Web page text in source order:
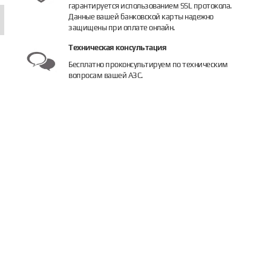
гарантируется использованием SSL протокола.
Данные вашей банковской карты надежно
защищены при оплате онлайн.
Техническая консультация
Бесплатно проконсультируем по техническим
вопросам вашей АЗС.